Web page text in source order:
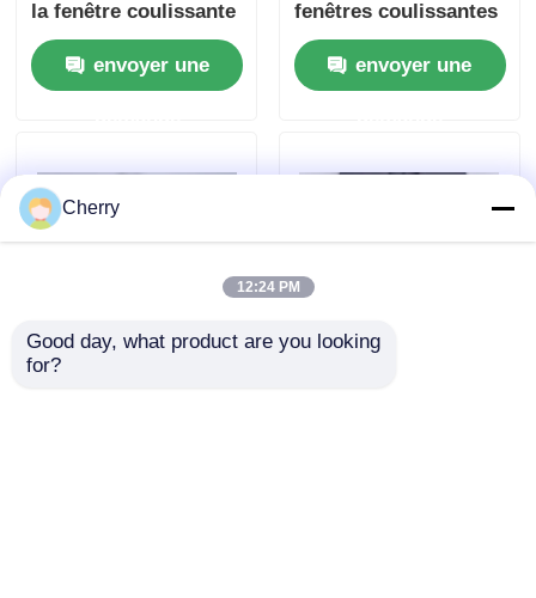
la fenêtre coulissante
de l'alliage
envoyer une
fenêtres coulissantes
et battantes de la
série 6000envoyer une
Profilés de porte
Cherry
12:24 PM
Good day, what product are you looking
for?